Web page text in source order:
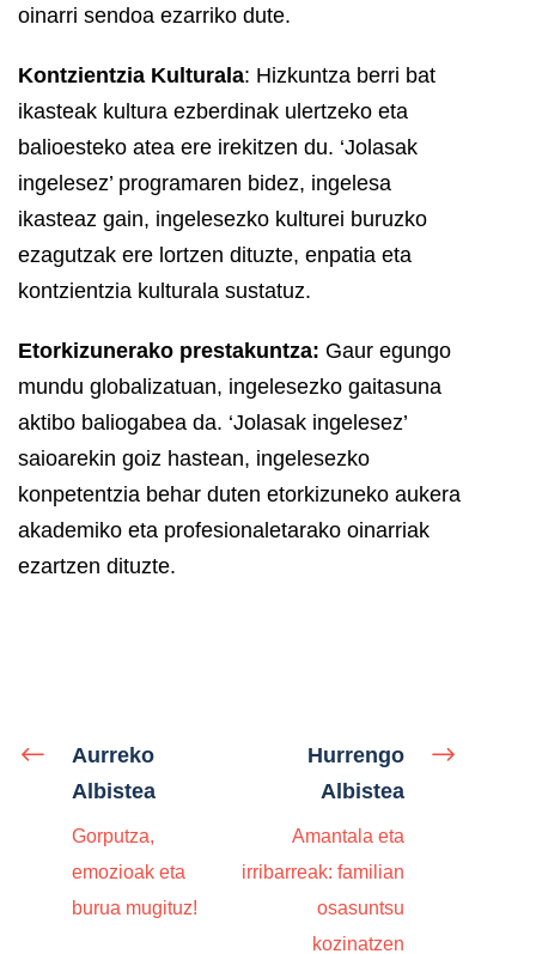
oinarri sendoa ezarriko dute.
Kontzientzia Kulturala: Hizkuntza berri bat
ikasteak kultura ezberdinak ulertzeko eta
balioesteko atea ere irekitzen du. ‘Jolasak
ingelesez’ programaren bidez, ingelesa
ikasteaz gain, ingelesezko kulturei buruzko
ezagutzak ere lortzen dituzte, enpatia eta
kontzientzia kulturala sustatuz.
Etorkizunerako prestakuntza: Gaur egungo
mundu globalizatuan, ingelesezko gaitasuna
aktibo baliogabea da. ‘Jolasak ingelesez’
saioarekin goiz hastean, ingelesezko
konpetentzia behar duten etorkizuneko aukera
akademiko eta profesionaletarako oinarriak
ezartzen dituzte.
Aurreko
Albistea
Gorputza,
emozioak eta
burua mugituz!
Hurrengo
Albistea
Amantala eta
irribarreak: familian
osasuntsu
kozinatzen